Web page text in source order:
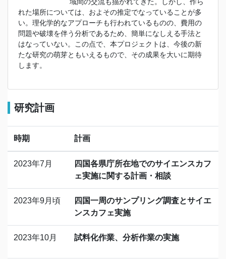
れた場所については、およその推定でなっていることが多
い。理化学的なアプローチも行われているものの、費用の
問題や破壊を伴う分析であるため、簡単になしえる手法と
はなっていない。この点で、本プロジェクトは、今後の新
たな研究の萌芽ともいえるもので、その成果を大いに期待
します。
研究計画
時期 計画
2023年7月
四国各県庁所在地でのサイエンスカフ
ェ実施に関する計画・相談
2023年9月頃
四国一周のサンプリング調査とサイエ
ンスカフェ実施
2023年10月 試料化作業、分析作業の実施